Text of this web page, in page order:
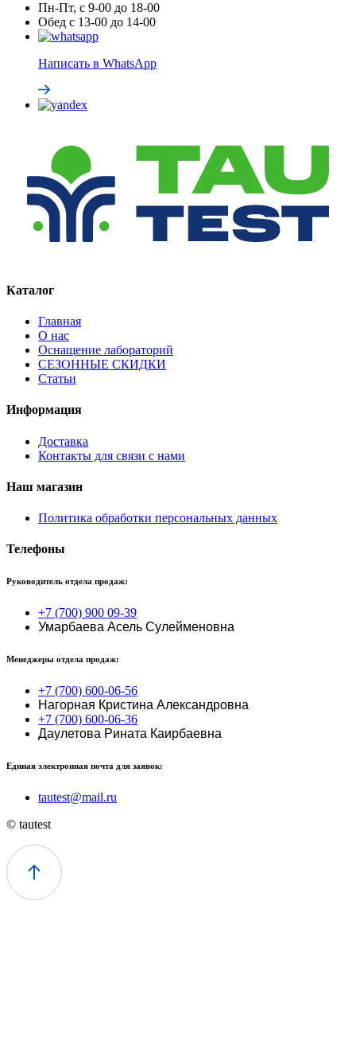
Пн-Пт, с 9-00 до 18-00
Обед с 13-00 до 14-00
Написать в WhatsApp
Каталог
Главная
О нас
Оснащение лабораторий
СЕЗОННЫЕ СКИДКИ
Статьи
Информация
Доставка
Контакты для связи с нами
Наш магазин
Политика обработки персональных данных
Телефоны
Руководитель отдела продаж:
+7 (700) 900 09-39
Умарбаева Асель Сулейменовна
Менеджеры отдела продаж:
+7 (700) 600-06-56
Нагорная Кристина Александровна
+7 (700) 600-06-36
Даулетова Рината Каирбаевна
Единая электронная почта для заявок:
tautest@mail.ru
© tautest